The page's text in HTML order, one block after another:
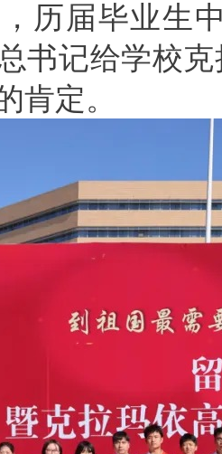
历届毕业生
书记给学校
肯定。